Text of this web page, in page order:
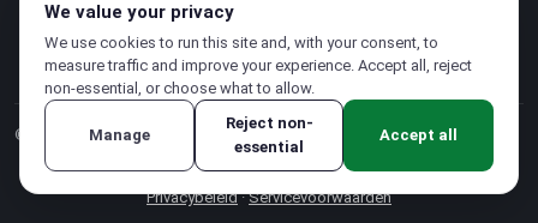
© 2026 CloudSigma Holding AG. Alle rechten voorbehouden.
Privacybeleid·Servicevoorwaarden
We value your privacy
We use cookies to run this site and, with your consent, to
measure traffic and improve your experience. Accept all, reject
non-essential, or choose what to allow.
Manage
Reject non-
essential
Accept all